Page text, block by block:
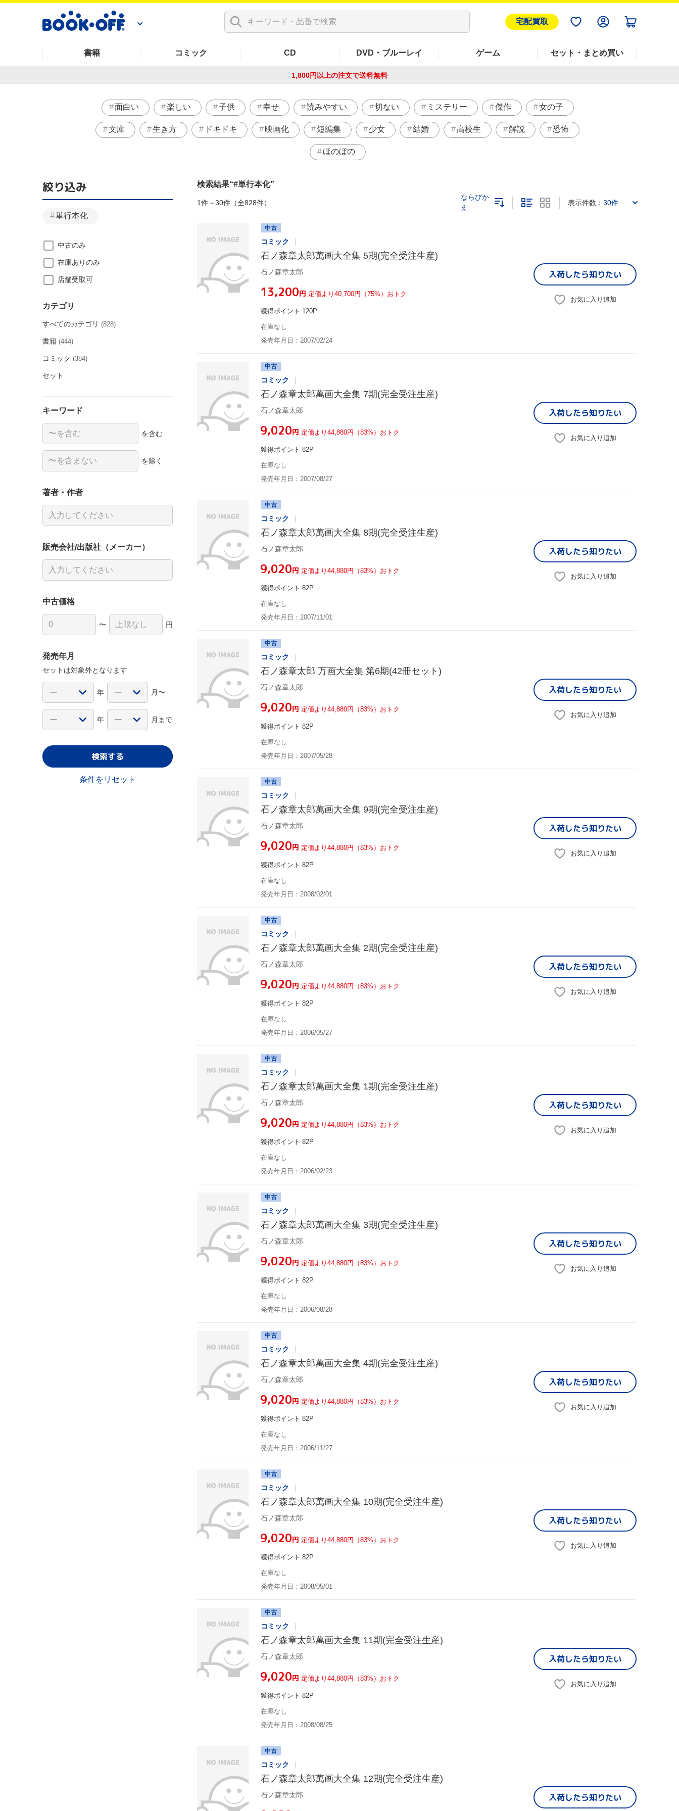
宅配買取
書籍 コミック CD DVD・ブルーレイ ゲーム セット・まとめ買い
1,800円以上の注文で送料無料
面白い 楽しい 子供 幸せ 読みやすい 切ない ミステリー 傑作 女の子
文庫 生き方 ドキドキ 映画化 短編集 少女 結婚 高校生 解説 恐怖
ほのぼの
検索結果 #単行本化
1件～30件（全828件）
ならびか
え
表示件数： 30件
中古
コミック
石ノ森章太郎萬画大全集 5期(完全受注生産)
石ノ森章太郎
¥13,200円 定価より40,700円（75%）おトク
獲得ポイント 120P
在庫なし
発売年月日：2007/02/24
入荷したら知りたい
お気に入り追加
中古
コミック
石ノ森章太郎萬画大全集 7期(完全受注生産)
石ノ森章太郎
¥9,020円 定価より44,880円（83%）おトク
獲得ポイント 82P
在庫なし
発売年月日：2007/08/27
入荷したら知りたい
お気に入り追加
中古
コミック
石ノ森章太郎萬画大全集 8期(完全受注生産)
石ノ森章太郎
¥9,020円 定価より44,880円（83%）おトク
獲得ポイント 82P
在庫なし
発売年月日：2007/11/01
入荷したら知りたい
お気に入り追加
中古
コミック
石ノ森章太郎 万画大全集 第6期(42冊セット)
石ノ森章太郎
¥9,020円 定価より44,880円（83%）おトク
獲得ポイント 82P
在庫なし
発売年月日：2007/05/28
入荷したら知りたい
お気に入り追加
中古
コミック
石ノ森章太郎萬画大全集 9期(完全受注生産)
石ノ森章太郎
¥9,020円 定価より44,880円（83%）おトク
獲得ポイント 82P
在庫なし
発売年月日：2008/02/01
入荷したら知りたい
お気に入り追加
中古
コミック
石ノ森章太郎萬画大全集 2期(完全受注生産)
石ノ森章太郎
¥9,020円 定価より44,880円（83%）おトク
獲得ポイント 82P
在庫なし
発売年月日：2006/05/27
入荷したら知りたい
お気に入り追加
中古
コミック
石ノ森章太郎萬画大全集 1期(完全受注生産)
石ノ森章太郎
¥9,020円 定価より44,880円（83%）おトク
獲得ポイント 82P
在庫なし
発売年月日：2006/02/23
入荷したら知りたい
お気に入り追加
中古
コミック
石ノ森章太郎萬画大全集 3期(完全受注生産)
石ノ森章太郎
¥9,020円 定価より44,880円（83%）おトク
獲得ポイント 82P
在庫なし
発売年月日：2006/08/28
入荷したら知りたい
お気に入り追加
中古
コミック
石ノ森章太郎萬画大全集 4期(完全受注生産)
石ノ森章太郎
¥9,020円 定価より44,880円（83%）おトク
獲得ポイント 82P
在庫なし
発売年月日：2006/11/27
入荷したら知りたい
お気に入り追加
中古
コミック
石ノ森章太郎萬画大全集 10期(完全受注生産)
石ノ森章太郎
¥9,020円 定価より44,880円（83%）おトク
獲得ポイント 82P
在庫なし
発売年月日：2008/05/01
入荷したら知りたい
お気に入り追加
中古
コミック
石ノ森章太郎萬画大全集 11期(完全受注生産)
石ノ森章太郎
¥9,020円 定価より44,880円（83%）おトク
獲得ポイント 82P
在庫なし
発売年月日：2008/08/25
入荷したら知りたい
お気に入り追加
中古
コミック
石ノ森章太郎萬画大全集 12期(完全受注生産)
石ノ森章太郎 入荷したら知りたい
絞り込み
単行本化
中古のみ
在庫ありのみ
店舗受取可
カテゴリ
すべてのカテゴリ (828)
書籍 (444)
コミック (384)
セット
キーワード
を含む
を除く
著者・作者
販売会社/出版社（メーカー）
中古価格
〜 円
発売年月
セットは対象外となります
年 月〜
年 月まで
検索する
条件をリセット